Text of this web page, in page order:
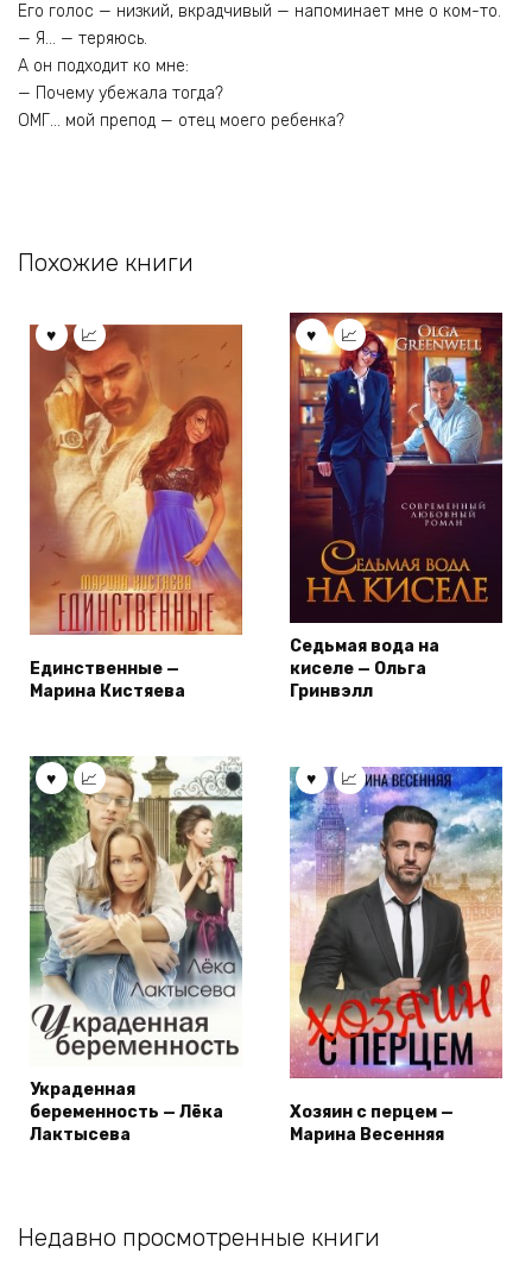
Его голос — низкий, вкрадчивый — напоминает мне о ком-то.
— Я… — теряюсь.
А он подходит ко мне:
— Почему убежала тогда?
ОМГ… мой препод — отец моего ребенка?
Похожие книги
Единственные —
Марина Кистяева
Седьмая вода на
киселе — Ольга
Гринвэлл
Украденная
беременность — Лёка
Лактысева
Хозяин с перцем —
Марина Весенняя
Недавно просмотренные книги